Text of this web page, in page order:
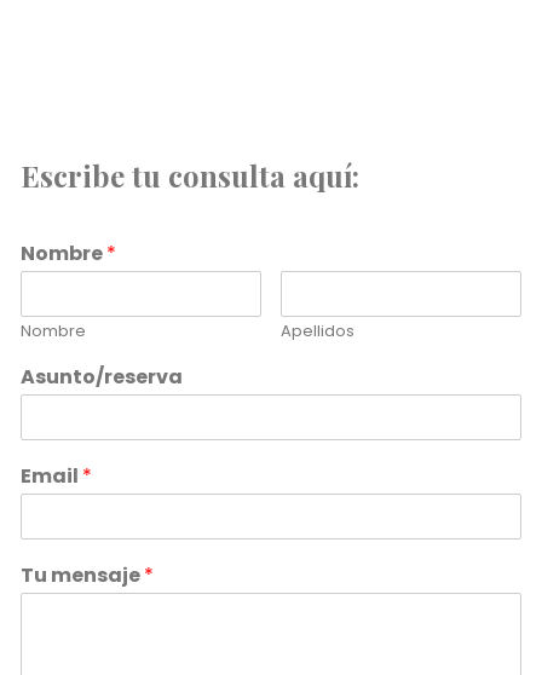
Escribe tu consulta aquí:
Nombre*
Nombre Apellidos
Asunto/reserva
Email *
Tu mensaje*